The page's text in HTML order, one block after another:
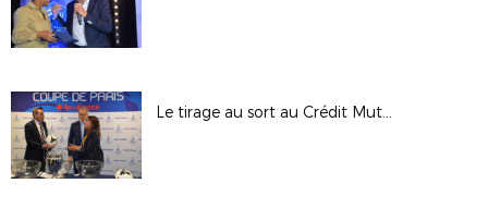
Le tirage au sort au Crédit Mutuel en images